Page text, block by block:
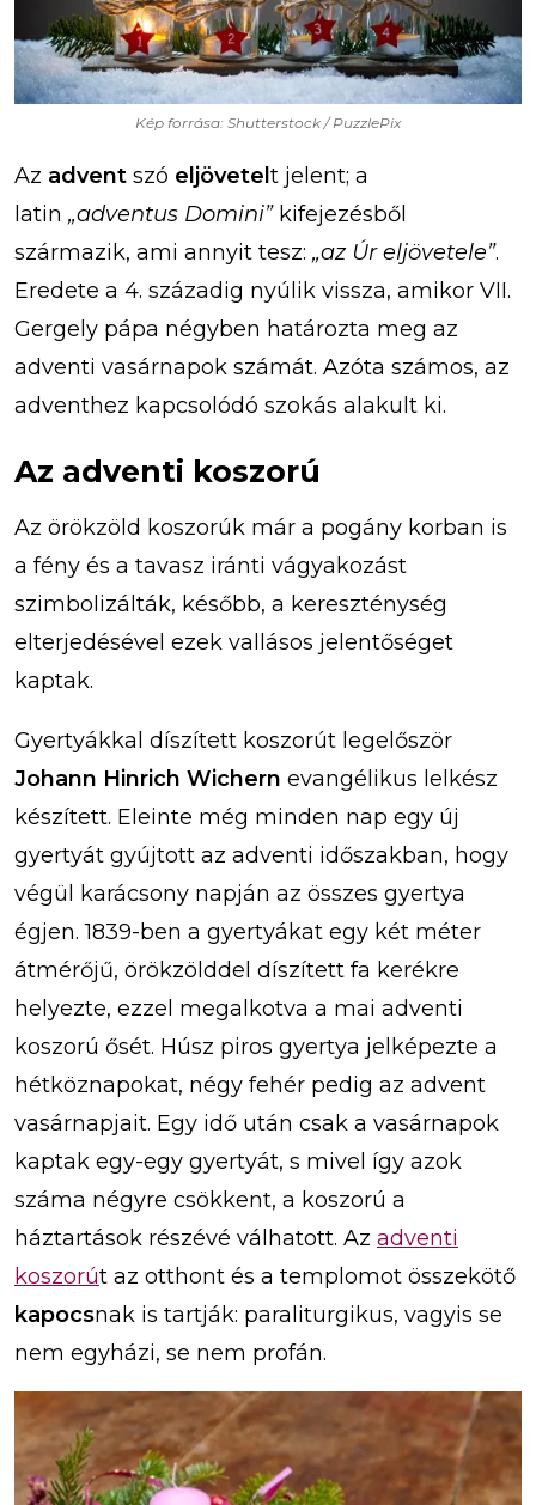
Kép forrása: Shutterstock / PuzzlePix
Az advent szó eljövetel t jelent; a
latin „adventus Domini”kifejezésből
származik, ami annyit tesz: „az Úr eljövetele”.
Eredete a 4. századig nyúlik vissza, amikor VII.
Gergely pápa négyben határozta meg az
adventi vasárnapok számát. Azóta számos, az
adventhez kapcsolódó szokás alakult ki.
Az adventi koszorú
Az örökzöld koszorúk már a pogány korban is
a fény és a tavasz iránti vágyakozást
szimbolizálták, később, a kereszténység
elterjedésével ezek vallásos jelentőséget
kaptak.
Gyertyákkal díszített koszorút legelőször
Johann Hinrich Wichern evangélikus lelkész
készített. Eleinte még minden nap egy új
gyertyát gyújtott az adventi időszakban, hogy
végül karácsony napján az összes gyertya
égjen. 1839-ben a gyertyákat egy két méter
átmérőjű, örökzölddel díszített fa kerékre
helyezte, ezzel megalkotva a mai adventi
koszorú ősét. Húsz piros gyertya jelképezte a
hétköznapokat, négy fehér pedig az advent
vasárnapjait. Egy idő után csak a vasárnapok
kaptak egy-egy gyertyát, s mivel így azok
száma négyre csökkent, a koszorú a
háztartások részévé válhatott. Az adventi
koszorút az otthont és a templomot összekötő
kapocsnak is tartják: paraliturgikus, vagyis se
nem egyházi, se nem profán.